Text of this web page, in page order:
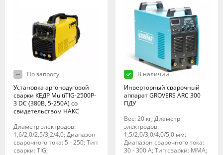
По запросу
Установка аргонодуговой
сварки КЕДР MultiTIG-2500P-
3 DC (380В, 5-250А) со
свидетельством НАКС
Диаметр электродов:
1,6/2,0/2,5/3,2/4,0; Диапазон
сварочного тока: 5 - 250; Тип
сварки: TIG;
В наличии
Инверторный сварочный
аппарат GROVERS ARC 300
ПДУ
Вес: 20 кг; Диаметр
электродов:
1,5/2,0/3,0/4,0/5,0 мм;
Диапазон сварочного тока:
30 - 300 А; Тип сварки: MMA;